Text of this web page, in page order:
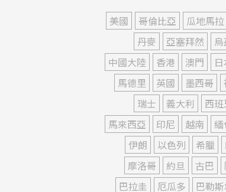
美國 哥倫比亞 瓜地馬拉
丹麥
亞塞拜然
中國大陸
香港 澳門
馬德里
英國 墨西哥
瑞士
義大利 西班
馬來西亞
印尼 越南
伊朗
以色列 希臘
摩洛哥
約旦 古巴
巴拉圭
厄瓜多 巴勒